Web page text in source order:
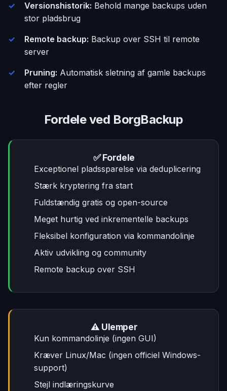
Versionshistorik: Behold mange backups uden
stor pladsbrug
Remote backup: Backup over SSH til remote
server
Pruning: Automatisk sletning af gamle backups
efter regler
Fordele ved BorgBackup
✅ Fordele
Exceptionel pladssparelse via deduplicering
Stærk kryptering fra start
Fuldstændig gratis og open-source
Meget hurtig ved inkrementelle backups
Fleksibel konfiguration via kommandolinje
Aktiv udvikling og community
Remote backup over SSH
⚠️ Ulemper
Kun kommandolinje (ingen GUI)
Kræver Linux/Mac (ingen officiel Windows-
support)
Stejl indlæringskurve